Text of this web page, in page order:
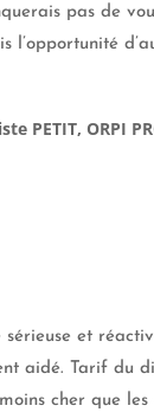
pas de
l’opportunité
PETIT, ORPI
sérieuse et
aidé. Tarif du
cher que les